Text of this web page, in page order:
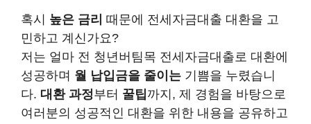
혹시 높은 금리 때문에 전세자금대출 대환을 고
민하고 계신가요?
저는 얼마 전 청년버팀목 전세자금대출로 대환에
성공하며 월 납입금을 줄이는 기쁨을 누렸습니
다. 대환 과정부터 꿀팁까지, 제 경험을 바탕으로
여러분의 성공적인 대환을 위한 내용을 공유하고